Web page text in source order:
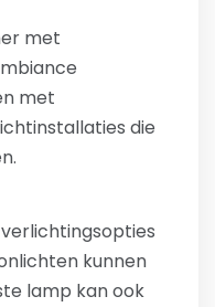
met
met
die
kunnen
lamp kan ook